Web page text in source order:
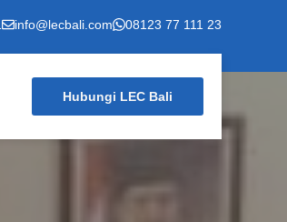
info@lecbali.com 08123 77 111 23
Hubungi LEC Bali